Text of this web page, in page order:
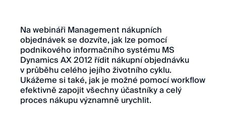
Na webináři Management nákupních
objednávek se dozvíte, jak lze pomocí
podnikového informačního systému MS
Dynamics AX 2012 řídit nákupní objednávku
v průběhu celého jejího životního cyklu.
Ukážeme si také, jak je možné pomocí workflow
efektivně zapojit všechny účastníky a celý
proces nákupu významně urychlit.